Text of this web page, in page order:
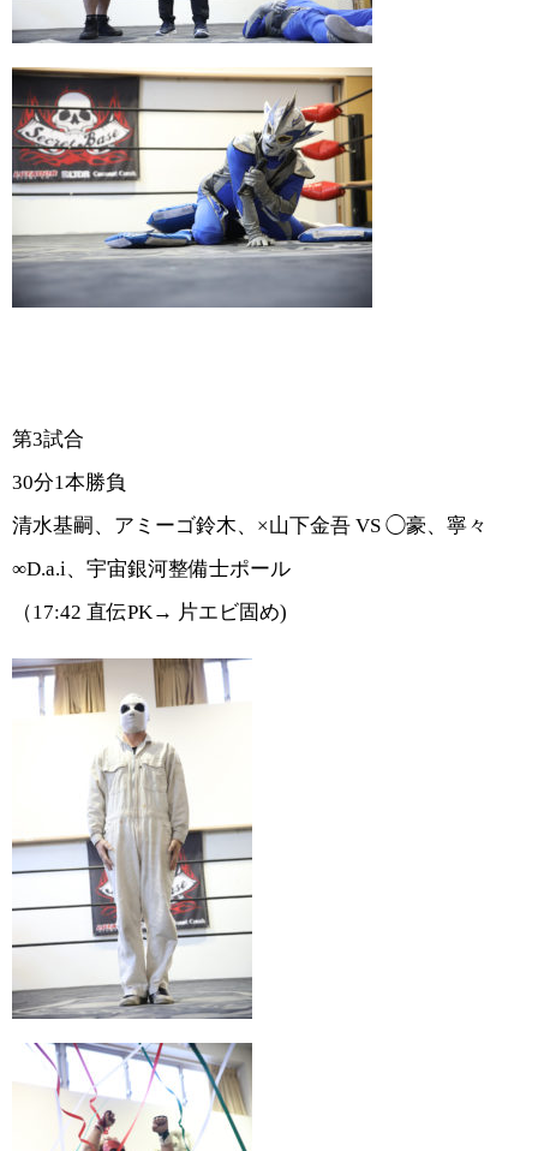
第3試合
30分1本勝負
清水基嗣、アミーゴ鈴木、×山下金吾 VS ◯豪、寧々
∞D.a.i、宇宙銀河整備士ポール
（17:42 直伝PK→ 片エビ固め)